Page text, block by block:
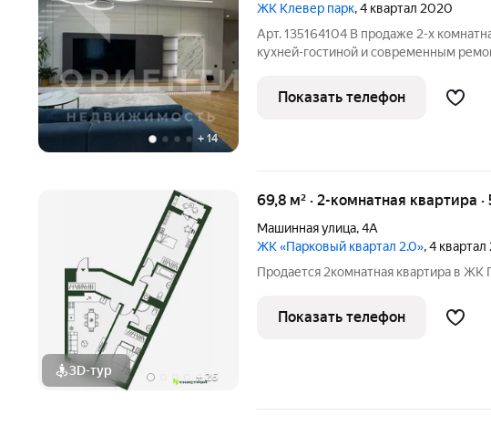
+ 14
ЖК Клевер парк, 4 квартал 2020
Арт. 135164104 В продаже 2-х
кухней-гостиной и современным
парк - это ЖК со своей собственной
частные
Показать телефон
3D-тур + 26
69,8 м² · 2-комнатная квартира
Машинная улица,4А
ЖК «Парковый квартал 2.0», 4
Продается 2комнатная квартира в ЖК
Показать телефон